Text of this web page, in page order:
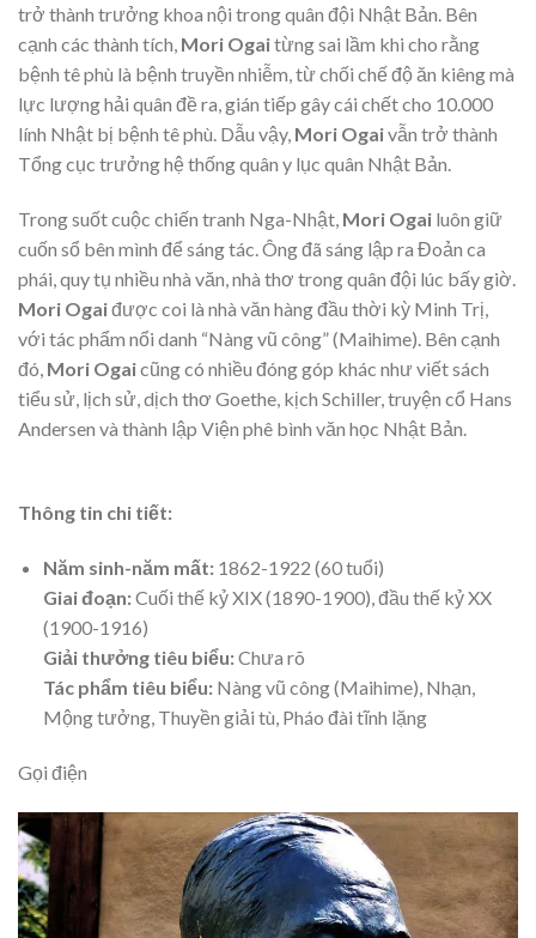
trở thành trưởng khoa nội trong quân đội Nhật Bản. Bên
cạnh các thành tích, Mori Ogaitừng sai lầm khi cho rằng
bệnh tê phù là bệnh truyền nhiễm, từ chối chế độ ăn kiêng mà
lực lượng hải quân đề ra, gián tiếp gây cái chết cho 10.000
lính Nhật bị bệnh tê phù. Dẫu vậy, Mori Ogaivẫn trở thành
Tổng cục trưởng hệ thống quân y lục quân Nhật Bản.
Trong suốt cuộc chiến tranh Nga-Nhật, Mori Ogai luôn giữ
cuốn sổ bên mình để sáng tác. Ông đã sáng lập ra Đoản ca
phái, quy tụ nhiều nhà văn, nhà thơ trong quân đội lúc bấy giờ.
Mori Ogaiđược coi là nhà văn hàng đầu thời kỳ Minh Trị,
với tác phẩm nổi danh “Nàng vũ công” (Maihime). Bên cạnh
đó, Mori Ogaicũng có nhiều đóng góp khác như viết sách
tiểu sử, lịch sử, dịch thơ Goethe, kịch Schiller, truyện cổ Hans
Andersen và thành lập Viện phê bình văn học Nhật Bản.
Thông tin chi tiết:
Năm sinh-năm mất:1862-1922 (60 tuổi)
Giai đoạn:Cuối thế kỷ XIX (1890-1900), đầu thế kỷ XX
(1900-1916)
Giải thưởng tiêu biểu:Chưa rõ
Tác phẩm tiêu biểu:Nàng vũ công (Maihime), Nhạn,
Mộng tưởng, Thuyền giải tù, Pháo đài tĩnh lặng
Gọi điện